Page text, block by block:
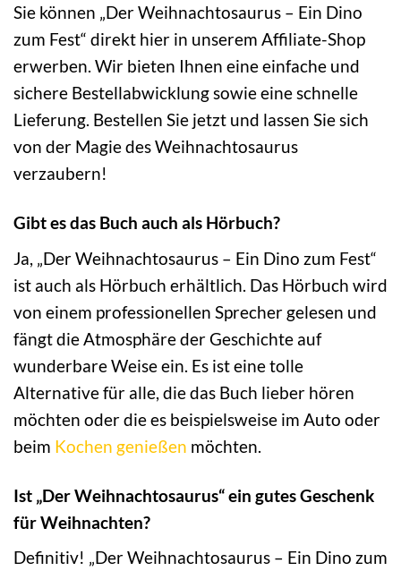
Sie können „Der Weihnachtosaurus – Ein Dino
zum Fest“ direkt hier in unserem Affiliate-Shop
erwerben. Wir bieten Ihnen eine einfache und
sichere Bestellabwicklung sowie eine schnelle
Lieferung. Bestellen Sie jetzt und lassen Sie sich
von der Magie des Weihnachtosaurus
verzaubern!
Gibt es das Buch auch als Hörbuch?
Ja, „Der Weihnachtosaurus – Ein Dino zum Fest“
ist auch als Hörbuch erhältlich. Das Hörbuch wird
von einem professionellen Sprecher gelesen und
fängt die Atmosphäre der Geschichte auf
wunderbare Weise ein. Es ist eine tolle
Alternative für alle, die das Buch lieber hören
möchten oder die es beispielsweise im Auto oder
beim Kochen genießen möchten.
Ist „Der Weihnachtosaurus“ ein gutes Geschenk
für Weihnachten?
Definitiv! „Der Weihnachtosaurus – Ein Dino zum